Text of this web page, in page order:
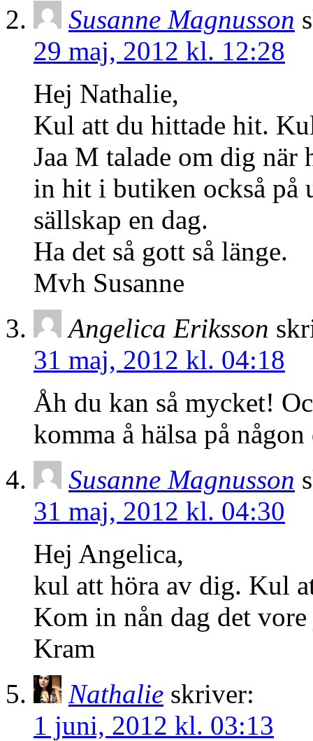
Susanne Magnusson
29 maj, 2012 kl. 12:28
Hej Nathalie,
Kul att du hittade hit.
Jaa M talade om dig när
in hit i butiken också på
sällskap en dag.
Ha det så gott så länge.
Mvh Susanne
Angelica Eriksson
31 maj, 2012 kl. 04:18
Åh du kan så mycket!
komma å hälsa på
Susanne Magnusson
31 maj, 2012 kl. 04:30
Hej Angelica,
kul att höra av dig. Kul
Kom in nån dag det
Kram
Nathalie skriver:
1 juni, 2012 kl. 03:13